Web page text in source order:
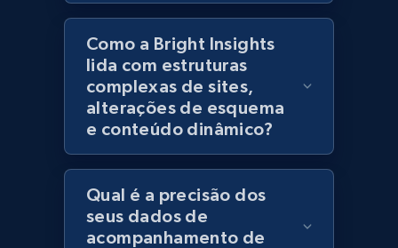
URL, Domain, Marketplace pn, Sku, Other pn,
Model number, Gtin ean pn, Product name, and
991+ 162+
Lowes.com - Gather data on products using
specified keywords
URL, Domain, Marketplace pn, Sku, Other pn,
Como a Bright Insights
lida com estruturas
complexas de sites,
alterações de esquema
e conteúdo dinâmico?
Qual é a precisão dos
seus dados de
acompanhamento de